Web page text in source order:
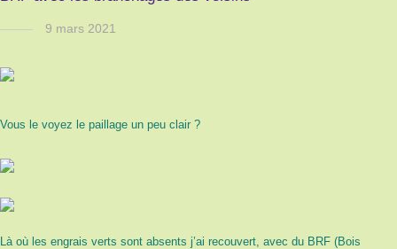
9 mars 2021
Vous le voyez le paillage un peu clair ?
Là où les engrais verts sont absents j’ai recouvert, avec du BRF (Bois